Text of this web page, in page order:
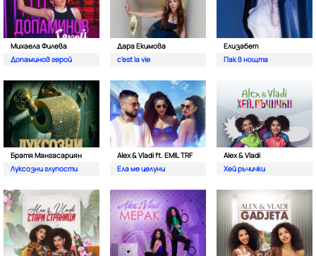
Михаела Филева
Допаминов герой
Дара Екимова
c'est la vie
Елизабет
Пак в нощта
Братя Мангасариян
Луксозни глупости
Alex & Vladi ft. EMIL TRF
Ела ме целуни
Alex & Vladi
Хей ръчички